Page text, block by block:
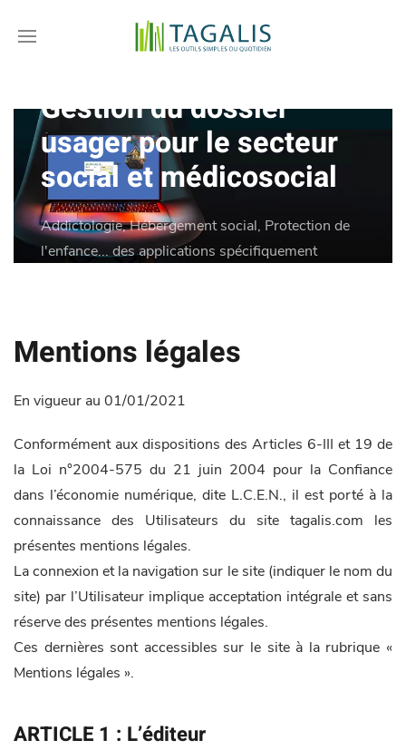
Gestion du dossier
usager pour le secteur
social et médicosocial
Addictologie, Hébergement social, Protection de
l'enfance... des applications spécifiquement
Mentions légales
En vigueur au 01/01/2021
Conformément aux dispositions des Articles 6-III et 19 de
la Loi n°2004-575 du 21 juin 2004 pour la Confiance
dans l’économie numérique, dite L.C.E.N., il est porté à la
connaissance des Utilisateurs du site tagalis.com les
présentes mentions légales.
La connexion et la navigation sur le site (indiquer le nom du
site) par l’Utilisateur implique acceptation intégrale et sans
réserve des présentes mentions légales.
Ces dernières sont accessibles sur le site à la rubrique «
Mentions légales ».
ARTICLE 1 : L’éditeur